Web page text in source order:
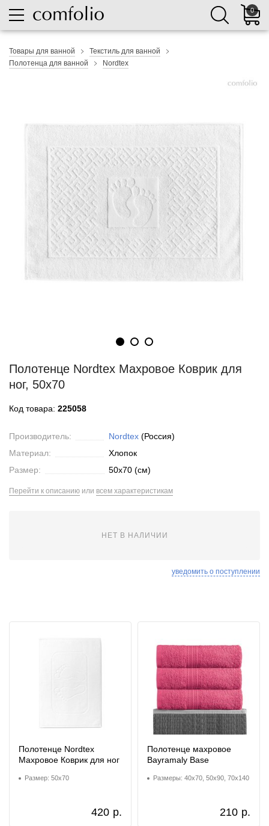
0
Товары для ванной
Текстиль для ванной
Полотенца для ванной
Nordtex
Полотенце Nordtex Махровое Коврик для
ног, 50x70
Код товара: 225058
Производитель: Nordtex(Россия)
Материал:
Хлопок
Размер:
50x70 (см)
Перейти к описанию или всем характеристикам
НЕТ В НАЛИЧИИ
уведомить о поступлении
Полотенце Nordtex
Махровое Коврик для ног
Размер: 50x70
420 р.
Полотенце махровое
Bayramaly Base
Размеры: 40x70, 50x90, 70x140
210 р.